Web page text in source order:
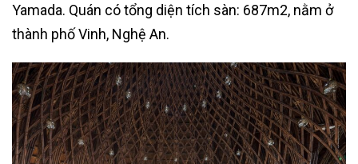
Yamada. Quán có tổng diện tích sàn: 687m2, nằm ở
thành phố Vinh, Nghệ An.